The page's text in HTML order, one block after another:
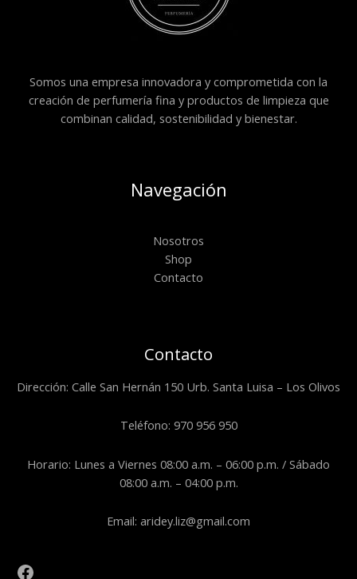
Somos una empresa innovadora y comprometida con la
creación de perfumería fina y productos de limpieza que
combinan calidad, sostenibilidad y bienestar.
Navegación
Nosotros
Shop
Contacto
Contacto
Dirección: Calle San Hernán 150 Urb. Santa Luisa – Los Olivos
Teléfono: 970 956 950
Horario: Lunes a Viernes 08:00 a.m. – 06:00 p.m. / Sábado
08:00 a.m. – 04:00 p.m.
Email: aridey.liz@gmail.com